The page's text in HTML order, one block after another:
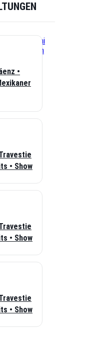
•
• Show
• Show
• Show